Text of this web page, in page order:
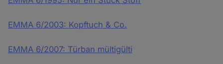
EMMA 6/2003: Kopftuch & Co.
EMMA 6/2007: Türban mültigülti